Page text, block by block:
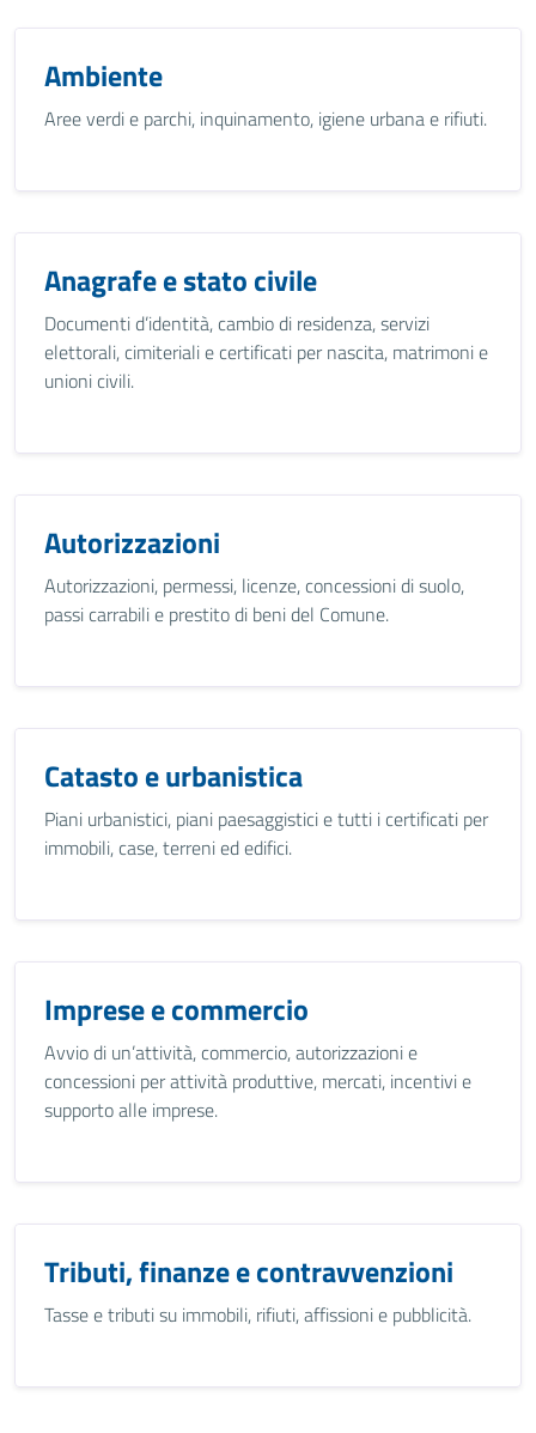
Ambiente
Aree verdi e parchi, inquinamento, igiene urbana e rifiuti.
Anagrafe e stato civile
Documenti d’identità, cambio di residenza, servizi
elettorali, cimiteriali e certificati per nascita, matrimoni e
unioni civili.
Autorizzazioni
Autorizzazioni, permessi, licenze, concessioni di suolo,
passi carrabili e prestito di beni del Comune.
Catasto e urbanistica
Piani urbanistici, piani paesaggistici e tutti i certificati per
immobili, case, terreni ed edifici.
Imprese e commercio
Avvio di un’attività, commercio, autorizzazioni e
concessioni per attività produttive, mercati, incentivi e
supporto alle imprese.
Tributi, finanze e contravvenzioni
Tasse e tributi su immobili, rifiuti, affissioni e pubblicità.